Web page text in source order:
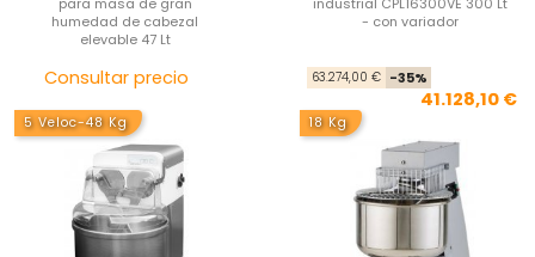
humedad de cabezal
elevable 47 Lt
Consultar precio
- con variador
63.274,00 € -35%
41.128,10 €
5 Veloc-48 Kg 18 Kg